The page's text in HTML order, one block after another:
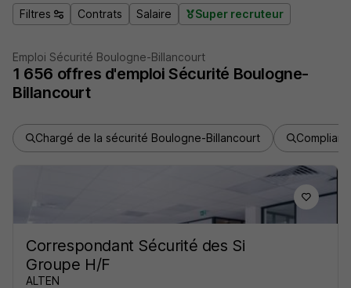
Filtres Contrats Salaire Super recruteur
Emploi Sécurité Boulogne-Billancourt
1 656 offres d'emploi Sécurité Boulogne-
Billancourt
Chargé de la sécurité Boulogne-Billancourt
Correspondant Sécurité des Si
Groupe H/F
ALTEN